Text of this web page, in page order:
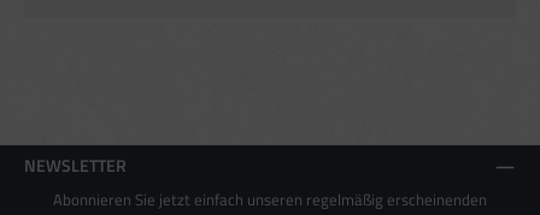
NEWSLETTER
Abonnieren Sie jetzt einfach unseren regelmäßig erscheinenden